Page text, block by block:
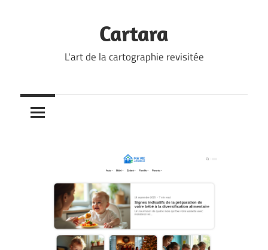
Cartara
L'art de la cartographie revisitée